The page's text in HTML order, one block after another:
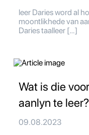
leer Daries word al
moontlikhede van
Daries taalleer […]
Wat is die
aanlyn te leer?
09.08.2023